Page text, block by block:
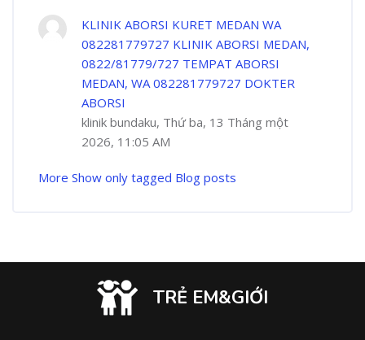
KLINIK ABORSI KURET MEDAN WA
082281779727 KLINIK ABORSI MEDAN,
0822/81779/727 TEMPAT ABORSI
MEDAN, WA 082281779727 DOKTER
ABORSI
klinik bundaku, Thứ ba, 13 Tháng một
2026, 11:05 AM
More Show only tagged Blog posts
TRẺ EM&GIỚI